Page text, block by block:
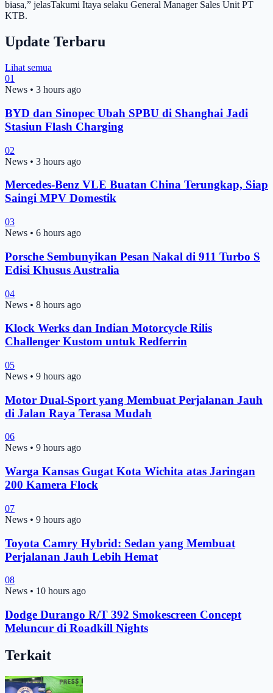
biasa,” jelasTakumi Itaya selaku General Manager Sales Unit PT
KTB.
Update Terbaru
Lihat semua
01
News • 3 hours ago
BYD dan Sinopec Ubah SPBU di Shanghai Jadi
Stasiun Flash Charging
02
News • 3 hours ago
Mercedes-Benz VLE Buatan China Terungkap, Siap
Saingi MPV Domestik
03
News • 6 hours ago
Porsche Sembunyikan Pesan Nakal di 911 Turbo S
Edisi Khusus Australia
04
News • 8 hours ago
Klock Werks dan Indian Motorcycle Rilis
Challenger Kustom untuk Redferrin
05
News • 9 hours ago
Motor Dual-Sport yang Membuat Perjalanan Jauh
di Jalan Raya Terasa Mudah
06
News • 9 hours ago
Warga Kansas Gugat Kota Wichita atas Jaringan
200 Kamera Flock
07
News • 9 hours ago
Toyota Camry Hybrid: Sedan yang Membuat
Perjalanan Jauh Lebih Hemat
08
News • 10 hours ago
Dodge Durango R/T 392 Smokescreen Concept
Meluncur di Roadkill Nights
Terkait